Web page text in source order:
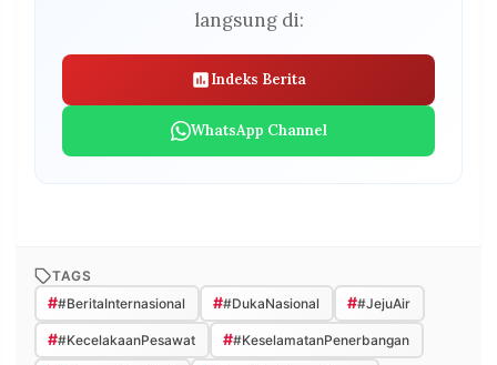
langsung di:
Indeks Berita
WhatsApp Channel
TAGS
##BeritaInternasional ##DukaNasional ##JejuAir
##KecelakaanPesawat ##KeselamatanPenerbangan